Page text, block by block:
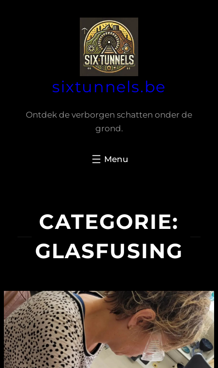
sixtunnels.be
Ontdek de verborgen schatten onder de
grond.
CATEGORIE:
GLASFUSING